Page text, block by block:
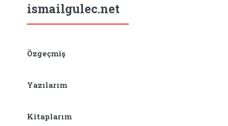
ismailgulec.net
Özgeçmiş
Yazılarım
Kitaplarım